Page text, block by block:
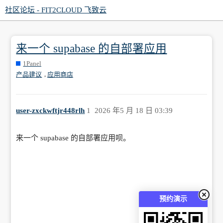
预约演示
社区论坛 - FIT2CLOUD 飞致云
来一个 supabase 的自部署应用
1Panel
产品建议
应用商店
user-zxckwftjr448rlh 2026 年5 月 18 日 03:39
1
来一个 supabase 的自部署应用呗。